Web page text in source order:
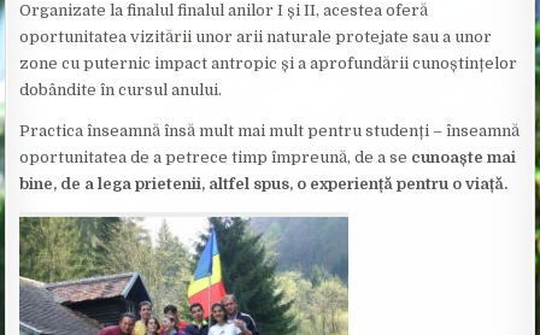
Organizate la finalul finalul anilor I și II, acestea oferă
oportunitatea vizitării unor arii naturale protejate sau a unor
zone cu puternic impact antropic și a aprofundării cunoștințelor
dobândite în cursul anului.
Practica înseamnă însă mult mai mult pentru studenți – înseamnă
oportunitatea de a petrece timp împreună, de a se cunoaște mai
bine, de a lega prietenii, altfel spus, o experiență pentru o viață.